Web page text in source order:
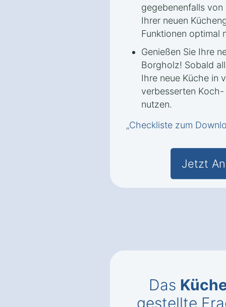
gegebenenfalls
Ihrer neuen
Funktionen optimal
Genießen Sie Ihre
Borgholz! Sobald
Ihre neue Küche in
verbesserten
nutzen.
„Checkliste zum
Jetzt
Das
gestellte